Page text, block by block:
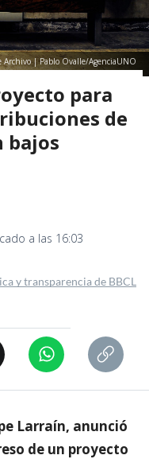
Archivo | Pablo Ovalle/AgenciaUNO
para
de
bajos
a las 16:03
y transparencia de BBCL
Larraín, anunció
de un proyecto